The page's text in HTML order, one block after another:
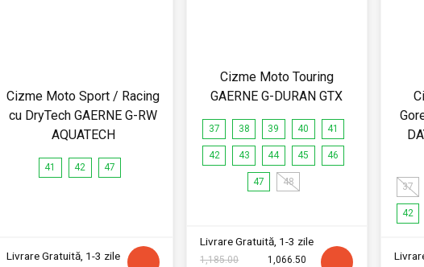
Cizme Moto Sport / Racing
cu DryTech GAERNE G-RW
AQUATECH
41 42 47
Livrare Gratuită, 1-3 zile
Cizme Moto Touring
GAERNE G-DURAN GTX
37 38 39 40 41
42 43 44 45 46
47 48
Livrare Gratuită, 1-3 zile
1,185.00
1,066.50
37
42